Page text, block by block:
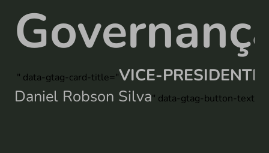
" data-gtag-card-title="VICE-PRESIDENTE
Daniel Robson Silva" data-gtag-button-